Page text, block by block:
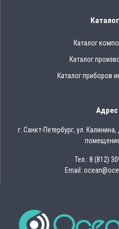
Каталог
Каталог
Каталог приборов
Адрес
г. Санкт-Петербург, ул.
Тел.: 8 (812)
Email: